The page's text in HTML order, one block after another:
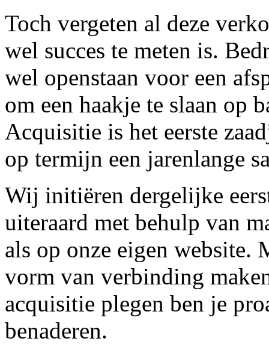
Toch vergeten al deze
wel succes te meten is.
wel openstaan voor een
om een haakje te slaan op
Acquisitie is het eerste
op termijn een jarenlange
Wij initiëren dergelijke
uiteraard met behulp van
als op onze eigen website.
vorm van verbinding
acquisitie plegen ben je
benaderen.